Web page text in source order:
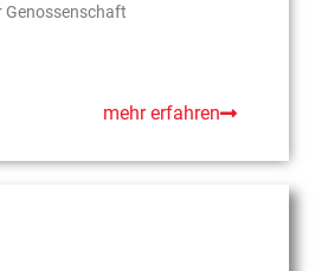
Genossenschaft
mehr erfahren